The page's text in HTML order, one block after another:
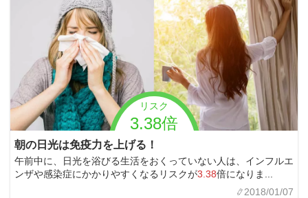
リスク
3.38倍
朝の日光は免疫力を上げる！
午前中に、日光を浴びる生活をおくっていない人は、インフルエ
ンザや感染症にかかりやすくなるリスクが3.38倍になりま...
2018/01/07